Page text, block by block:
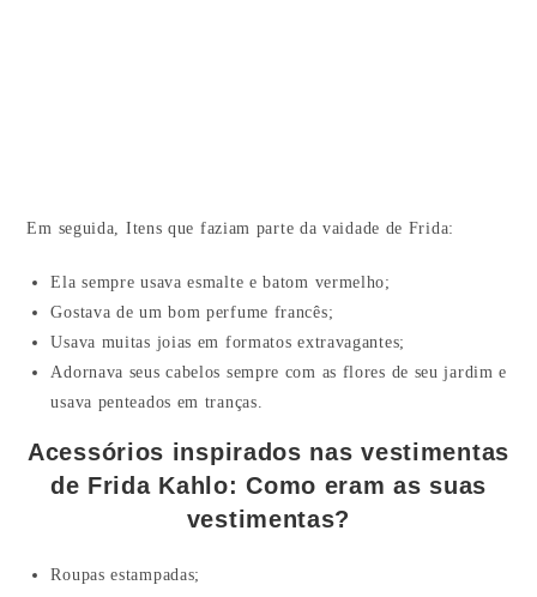
Em seguida, Itens que faziam parte da vaidade de Frida:
Ela sempre usava esmalte e batom vermelho;
Gostava de um bom perfume francês;
Usava muitas joias em formatos extravagantes;
Adornava seus cabelos sempre com as flores de seu jardim e
usava penteados em tranças.
Acessórios inspirados nas vestimentas
de Frida Kahlo: Como eram as suas
vestimentas?
Roupas estampadas;